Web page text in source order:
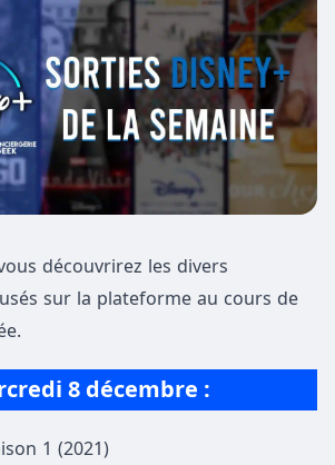
découvrirez les divers
sur la plateforme au cours de
8 décembre :
1 (2021)